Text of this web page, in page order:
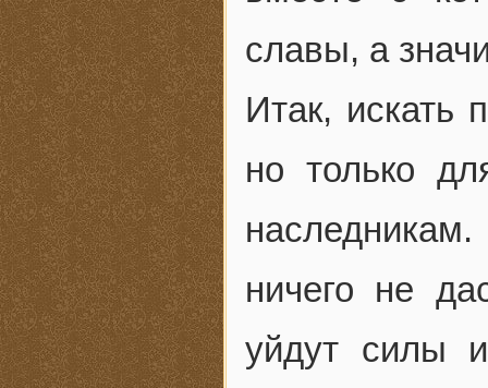
славы, а
Итак, искать
но только
ничего не
уйдут силы